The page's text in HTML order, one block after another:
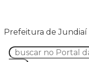
Prefeitura de Jundiaí